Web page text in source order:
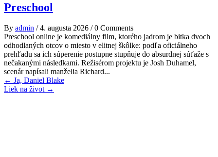
Preschool
By admin /4. augusta 2026 /0 Comments
Preschool online je komediálny film, ktorého jadrom je bitka dvoch
odhodlaných otcov o miesto v elitnej škôlke: podľa oficiálneho
prehľadu sa ich súperenie postupne stupňuje do absurdnej súťaže s
nečakanými následkami. Režisérom projektu je Josh Duhamel,
scenár napísali manželia Richard...
Post
navigation
← Ja, Daniel Blake
Liek na život →